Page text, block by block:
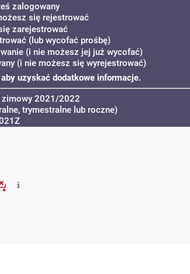
zalogowany
się rejestrować
zarejestrować
(lub wycofać prośbę)
(i nie możesz jej już wycofać)
(i nie możesz się wyrejestrować)
uzyskać dodatkowe informacje.
zimowy 2021/2022
trymestralne lub roczne)